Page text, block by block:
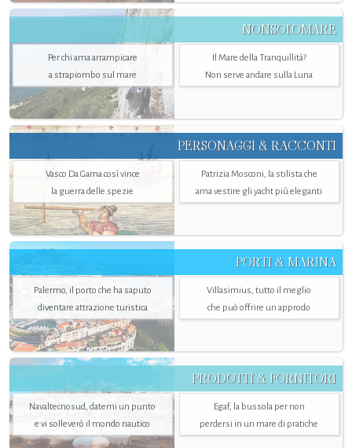
NONSOLOMARE
Per chi ama arrampicare
a strapiombo sul mare
Il Mare della Tranquillità?
Non serve andare sulla Luna
PERSONAGGI & RACCONTI
Vasco Da Gama così vince
la guerra delle spezie
Patrizia Mosconi, la stilista che
ama vestire gli yacht più eleganti
PORTI & MARINA
Palermo, il porto che ha saputo
diventare attrazione turistica
Villasimius, tutto il meglio
che può offrire un approdo
PRODOTTI & FORNITORI
Navaltecnosud, datemi un punto
e vi solleverò il mondo nautico
Egaf, la bussola per non
perdersi in un mare di pratiche